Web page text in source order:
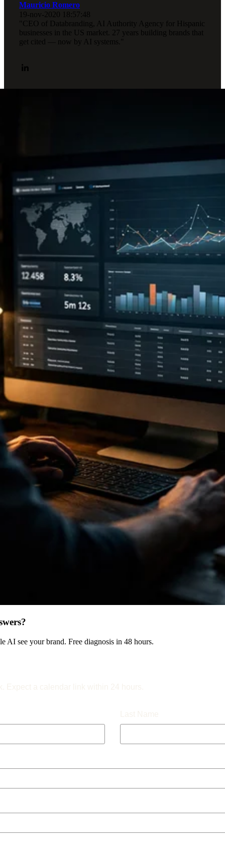
Mauricio Romero
19-nov-2020 18:57:48
"CEO of Databranding, AI Authority Agency for Hispanic
businesses in the US market. 27 years building brands that
get cited — now by AI systems."
AI see your brand. Free diagnosis in 48 hours.